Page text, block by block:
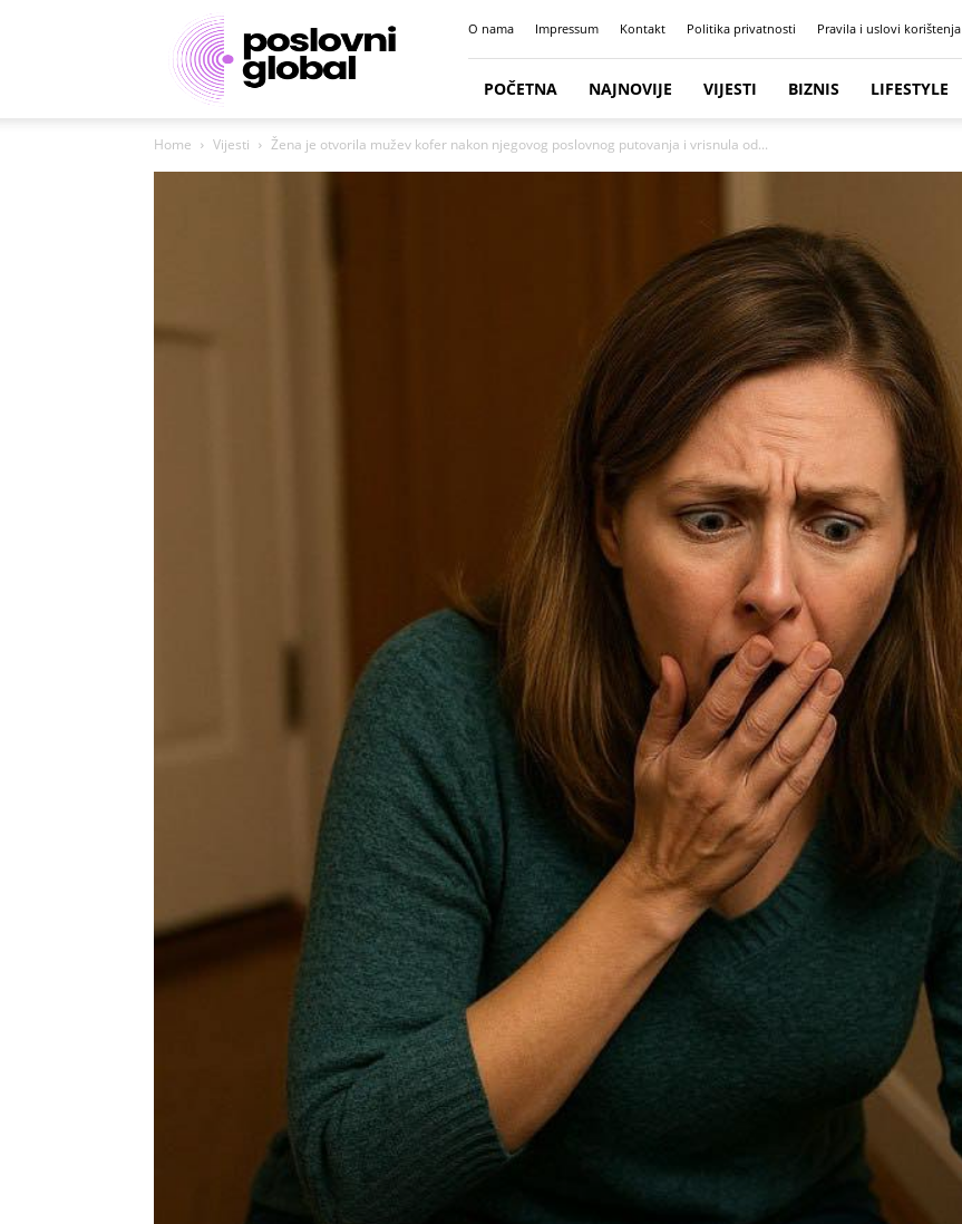
Poslovni
portal
O nama Impressum Kontakt Politika privatnosti Pravila i uslovi korištenja
POČETNA NAJNOVIJE VIJESTI BIZNIS LIFESTYLE
Home Vijesti Žena je otvorila mužev kofer nakon njegovog poslovnog putovanja i vrisnula od...